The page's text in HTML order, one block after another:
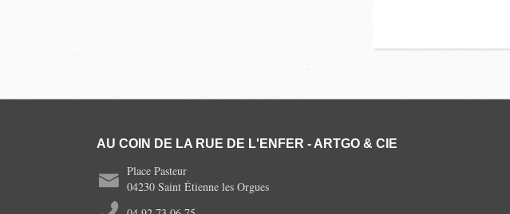
AU COIN DE LA RUE DE L'ENFER - ARTGO & CIE
Place Pasteur
04230 Saint Étienne les Orgues